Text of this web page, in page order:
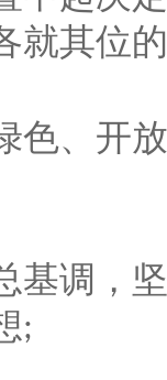
就其位
、开放
调，坚
;